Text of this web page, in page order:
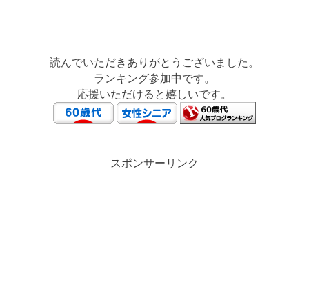
読んでいただきありがとうございました。
ランキング参加中です。
応援いただけると嬉しいです。
スポンサーリンク